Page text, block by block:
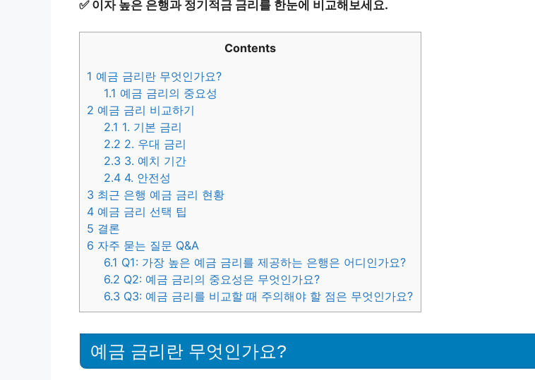
✅ 이자 높은 은행과 정기적금 금리를 한눈에 비교해보세요.
Contents
1 예금 금리란 무엇인가요?
1.1 예금 금리의 중요성
2 예금 금리 비교하기
2.1 1. 기본 금리
2.2 2. 우대 금리
2.3 3. 예치 기간
2.4 4. 안전성
3 최근 은행 예금 금리 현황
4 예금 금리 선택 팁
5 결론
6 자주 묻는 질문 Q&A
6.1 Q1: 가장 높은 예금 금리를 제공하는 은행은 어디인가요?
6.2 Q2: 예금 금리의 중요성은 무엇인가요?
6.3 Q3: 예금 금리를 비교할 때 주의해야 할 점은 무엇인가요?
예금 금리란 무엇인가요?